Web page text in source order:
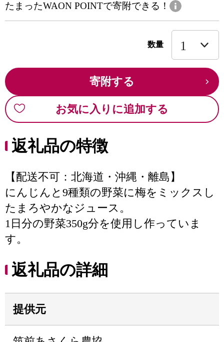
たまったWAON POINTで寄附できる！
数量
寄附する
お気に入りに追加する
返礼品の特徴
【配送不可：北海道・沖縄・離島】
にんじんと9種類の野菜に梅をミックスし
たまろやかなジュース。
1日分の野菜350g分を使用し作っていま
す。
返礼品の詳細
提供元